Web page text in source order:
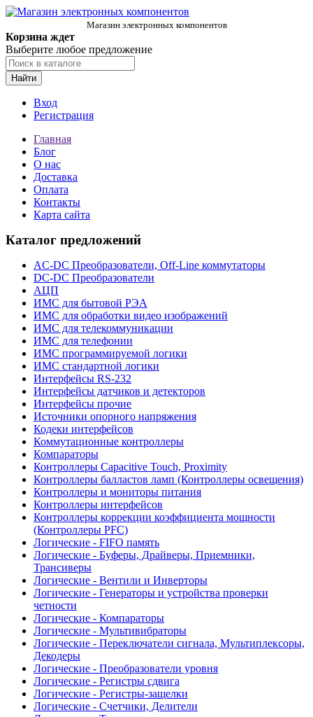
Магазин электронных компонентов
Корзина ждет
Выберите любое предложение
Найти
Вход
Регистрация
Главная
Блог
О нас
Доставка
Оплата
Контакты
Карта сайта
Каталог предложений
AC-DC Преобразователи, Off-Line коммутаторы
DC-DC Преобразователи
АЦП
ИМС для бытовой РЭА
ИМС для обработки видео изображений
ИМС для телекоммуникации
ИМС для телефонии
ИМС программируемой логики
ИМС стандартной логики
Интерфейсы RS-232
Интерфейсы датчиков и детекторов
Интерфейсы прочие
Источники опорного напряжения
Кодеки интерфейсов
Коммутационные контроллеры
Компараторы
Контроллеры Capacitive Touch, Proximity
Контроллеры балластов ламп (Контроллеры освещения)
Контроллеры и мониторы питания
Контроллеры интерфейсов
Контроллеры коррекции коэффициента мощности
(Контроллеры PFC)
Логические - FIFO память
Логические - Буферы, Драйверы, Приемники,
Трансиверы
Логические - Вентили и Инверторы
Логические - Генераторы и устройства проверки
четности
Логические - Компараторы
Логические - Мультивибраторы
Логические - Переключатели сигнала, Мультиплексоры,
Декодеры
Логические - Преобразователи уровня
Логические - Регистры сдвига
Логические - Регистры-защелки
Логические - Счетчики, Делители